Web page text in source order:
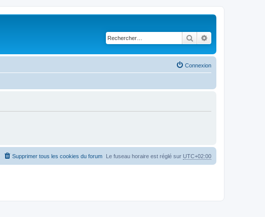
Rechercher
Connexion
Le fuseau horaire est réglé sur UTC+02:00
Supprimer tous les cookies du forum